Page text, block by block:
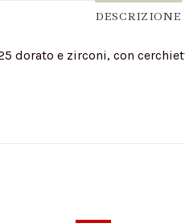
DESCRIZIONE
dorato e zirconi, con